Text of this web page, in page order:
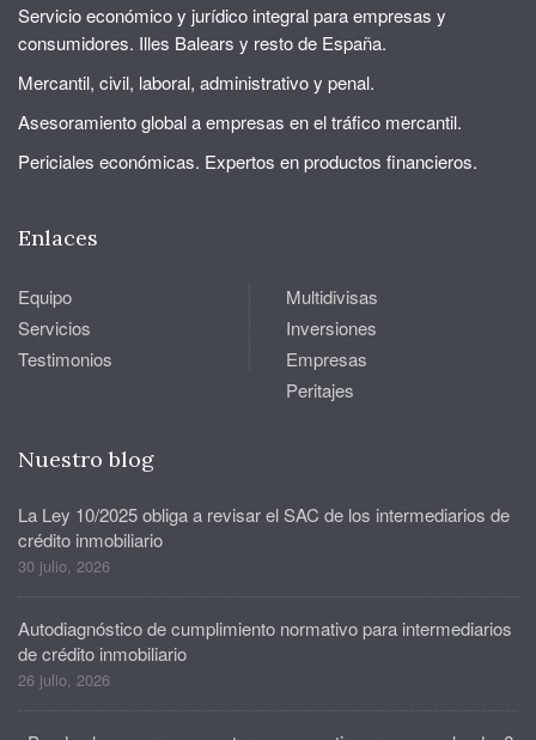
Servicio económico y jurídico integral para empresas y
consumidores. Illes Balears y resto de España.
Mercantil, civil, laboral, administrativo y penal.
Asesoramiento global a empresas en el tráfico mercantil.
Periciales económicas. Expertos en productos financieros.
Enlaces
Equipo
Servicios
Testimonios
Multidivisas
Inversiones
Empresas
Peritajes
Nuestro blog
La Ley 10/2025 obliga a revisar el SAC de los intermediarios de
crédito inmobiliario
30 julio, 2026
Autodiagnóstico de cumplimiento normativo para intermediarios
de crédito inmobiliario
26 julio, 2026